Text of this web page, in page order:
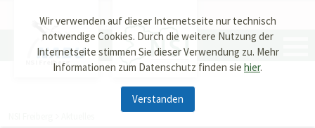
Wir verwenden auf dieser Internetseite nur technisch
notwendige Cookies. Durch die weitere Nutzung der
Internetseite stimmen Sie dieser Verwendung zu. Mehr
Informationen zum Datenschutz finden sie hier.
Verstanden
NSI Freiberg